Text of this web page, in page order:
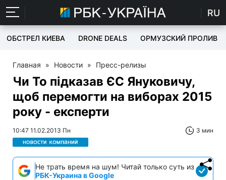
RU
ОБСТРЕЛ КИЕВА DRONE DEALS ОРМУЗСКИЙ ПРОЛИВ
Главная » Новости » Пресс-релизы
Чи То підказав ЄС Януковичу,
щоб перемогти на виборах 2015
року - експерти
10:47 11.02.2013 Пн 3 мин
Не трать время на шум! Читай только суть из
РБК-Украина в Google